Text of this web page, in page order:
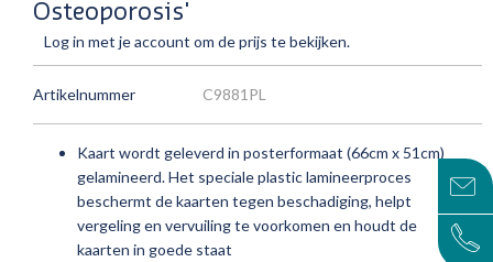
Osteoporosis'
Log in met je account om de prijs te bekijken.
Artikelnummer C9881PL
Kaart wordt geleverd in posterformaat (66cm x 51cm)
gelamineerd.Het speciale plastic lamineerproces
beschermt de kaarten tegen beschadiging, helpt
vergeling en vervuiling te voorkomen en houdt de
kaarten in goede staat